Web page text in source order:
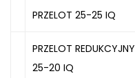
PRZELOT 25-25 IQ
PRZELOT REDUKCYJNY
25-20 IQ